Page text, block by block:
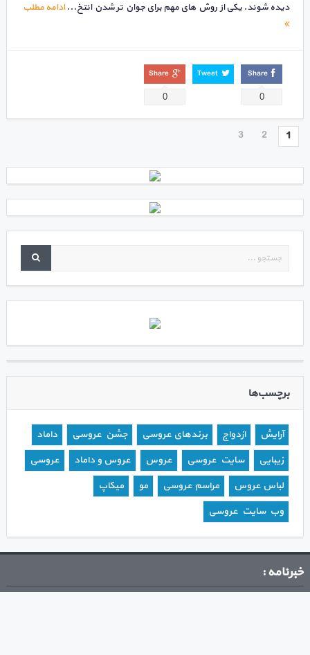
دیده شوند. یکی از روش های مهم برای جوان تر شدن انتخ...ادامه مطلب
Share
0
Tweet
Share
0
1
2
3
برچسب‌ها
آرایش ازدواج برندهای عروسی جشن عروسی
داماد
زیبایی
سایت عروسی عروس عروس و داماد
عروسی
لباس عروس
مراسم عروسی مو
میکاپ
وب سایت عروسی
خبرنامه :